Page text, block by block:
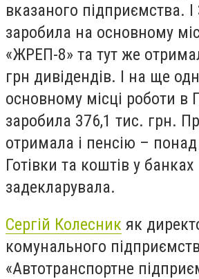
вказаного підприємства.
заробила на основному
«ЖРЕП-8» та тут же
грн дивідендів. І на ще
основному місці роботи
заробила 376,1 тис. грн.
отримала і пенсію –
Готівки та коштів у банках
задекларувала.
Сергій Колесник як
комунального
«Автотранспортне